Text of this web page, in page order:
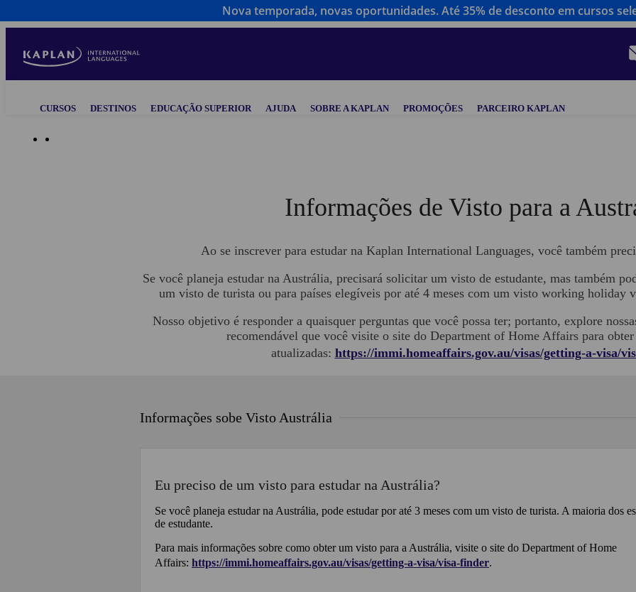
to
content
navigationCURSOS DESTINOS EDUCAÇÃO SUPERIOR AJUDA SOBRE A KAPLAN PROMOÇÕES PARCEIRO KAPLAN
Nova temporada, novas oportunidades. Até 35% de desconto em cursos
Informações de Visto para a
Ao se inscrever para estudar na Kaplan International Languages, você também
Se você planeja estudar na Austrália, precisará solicitar um visto de estudante, mas também
um visto de turista ou para países elegíveis por até 4 meses com um visto working holiday
Nosso objetivo é responder a quaisquer perguntas que você possa ter; portanto, explore
recomendável que você visite o site do Department of Home Affairs para
atualizadas: https://immi.homeaffairs.gov.au/visas/getting-a-visa/
Informações sobe Visto Austrália
Eu preciso de um visto para estudar na Austrália?
Se você planeja estudar na Austrália, pode estudar por até 3 meses com um visto de turista. A maioria dos
de estudante.
Para mais informações sobre como obter um visto para a Austrália, visite o site do Department of Home
Affairs: https://immi.homeaffairs.gov.au/visas/getting-a-visa/visa-finder.